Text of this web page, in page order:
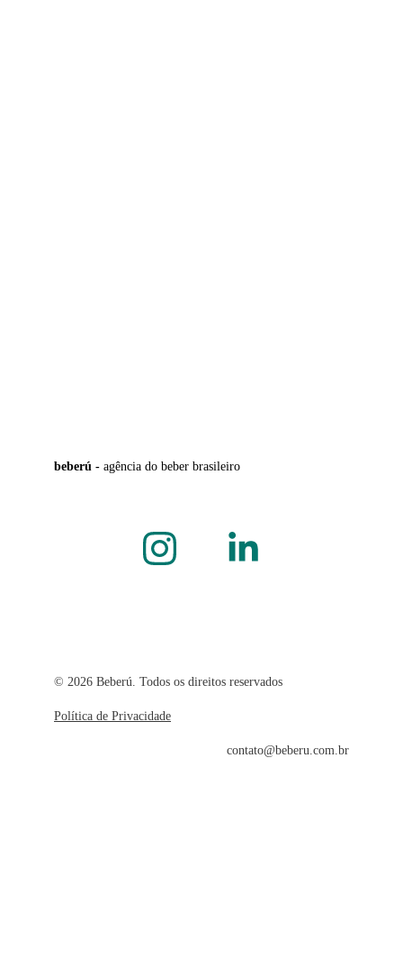
beberú - agência do beber brasileiro
© 2026 Beberú. Todos os direitos reservados
contato@beberu.com.br
Política de Privacidade